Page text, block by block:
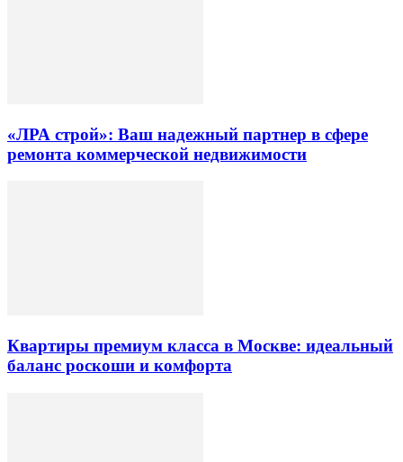
«ЛРА строй»: Ваш надежный партнер в сфере
ремонта коммерческой недвижимости
Квартиры премиум класса в Москве: идеальный
баланс роскоши и комфорта